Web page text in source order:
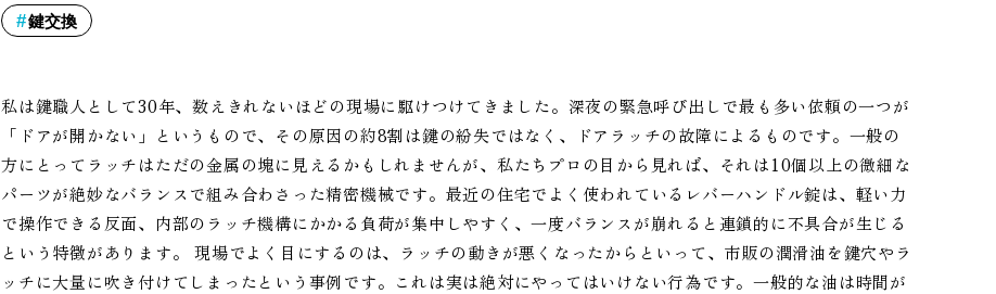
鍵交換
私は鍵職人として30年、数えきれないほどの現場に駆けつけてきました。深夜の緊急呼び出しで最も多い依頼の一つが
「ドアが開かない」というもので、その原因の約8割は鍵の紛失ではなく、ドアラッチの故障によるものです。一般の
方にとってラッチはただの金属の塊に見えるかもしれませんが、私たちプロの目から見れば、それは10個以上の微細な
パーツが絶妙なバランスで組み合わさった精密機械です。最近の住宅でよく使われているレバーハンドル錠は、軽い力
で操作できる反面、内部のラッチ機構にかかる負荷が集中しやすく、一度バランスが崩れると連鎖的に不具合が生じる
という特徴があります。 現場でよく目にするのは、ラッチの動きが悪くなったからといって、市販の潤滑油を鍵穴やラ
ッチに大量に吹き付けてしまったという事例です。これは実は絶対にやってはいけない行為です。一般的な油は時間が